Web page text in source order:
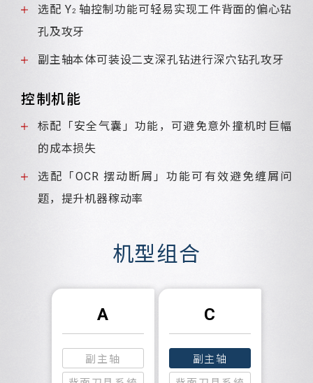
选配 Y2轴控制功能可轻易实现工件背面的偏心钻
孔及攻牙
副主轴本体可装设二支深孔钻进行深穴钻孔攻牙
控制机能
标配「安全气囊」功能，可避免意外撞机时巨幅
的成本损失
选配「OCR 摆动断屑」功能可有效避免缠屑问
题，提升机器稼动率
机型组合
A
副主轴
C
副主轴